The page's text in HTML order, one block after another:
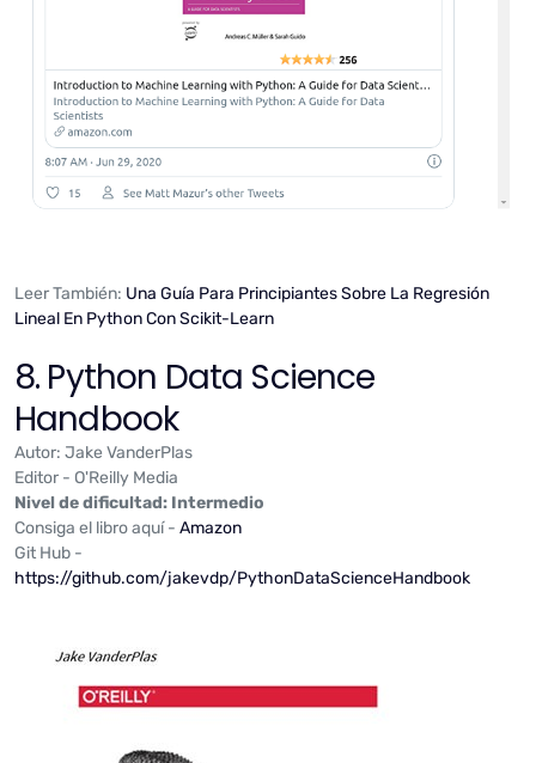
Leer También: Una Guía Para Principiantes Sobre La Regresión
Lineal En Python Con Scikit-Learn
8. Python Data Science
Handbook
Autor: Jake VanderPlas
Editor - O'Reilly Media
Nivel de dificultad: Intermedio
Consiga el libro aquí - Amazon
Git Hub -
https://github.com/jakevdp/PythonDataScienceHandbook